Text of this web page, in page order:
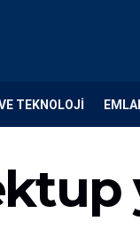
TEKNOLOJI